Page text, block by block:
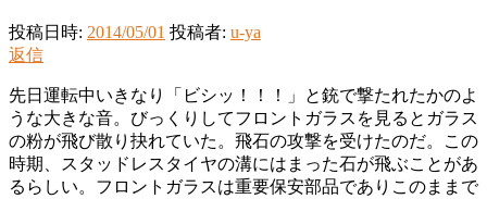
投稿日時: 2014/05/01 投稿者: u-ya
返信
先日運転中いきなり「ビシッ！！！」と銃で撃たれたかのよ
うな大きな音。びっくりしてフロントガラスを見るとガラス
の粉が飛び散り抉れていた。飛石の攻撃を受けたのだ。この
時期、スタッドレスタイヤの溝にはまった石が飛ぶことがあ
るらしい。フロントガラスは重要保安部品でありこのままで